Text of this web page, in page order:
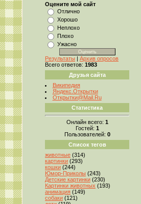
Оцените мой сайт
Отлично
Хорошо
Неплохо
Плохо
Ужасно
Результаты | Архив опросов
Всего ответов: 1983
Друзья сайта
Википедия
Яндекс.Открытки
Открытки@Mail.Ru
Статистика
Онлайн всего: 1
Гостей: 1
Пользователей: 0
Список тегов
животные (314)
картинки (293)
кошки (244)
Юмор-Приколы (243)
Детские картинки (230)
Картинки животных (193)
анимация (149)
собаки (121)